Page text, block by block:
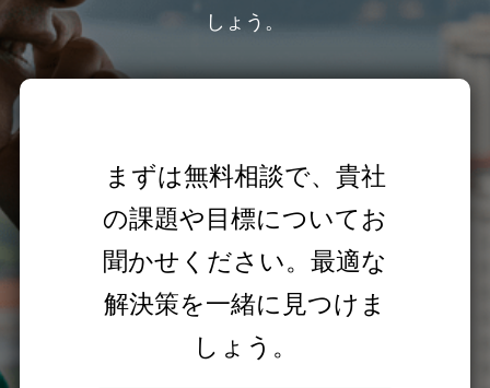
しょう。
まずは無料相談で、貴社
の課題や目標についてお
聞かせください。最適な
解決策を一緒に見つけま
しょう。